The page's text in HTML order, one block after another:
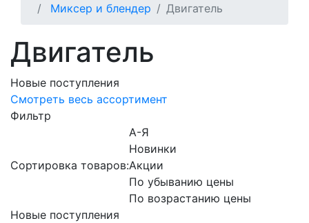
Миксер и блендер
Двигатель
Двигатель
Новые поступления
Смотреть весь ассортимент
Фильтр
Сортировка товаров:
А-Я
Новинки
Акции
По убыванию цены
По возрастанию цены
Новые поступления